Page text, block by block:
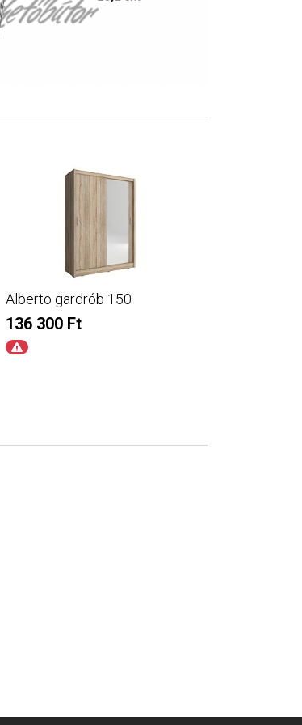
Alberto gardrób 150
136 300 Ft